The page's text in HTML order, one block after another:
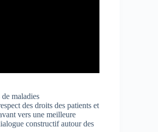
maladies
des droits des patients et
vers une meilleure
constructif autour des